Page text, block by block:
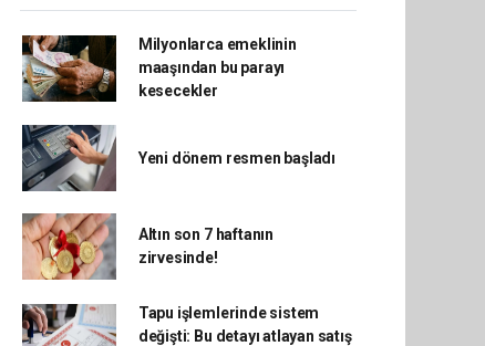
Milyonlarca emeklinin
maaşından bu parayı
kesecekler
Yeni dönem resmen başladı
Altın son 7 haftanın
zirvesinde!
Tapu işlemlerinde sistem
değişti: Bu detayı atlayan satış